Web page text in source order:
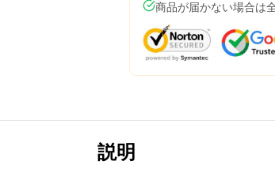
商品が届かない場合は
説明